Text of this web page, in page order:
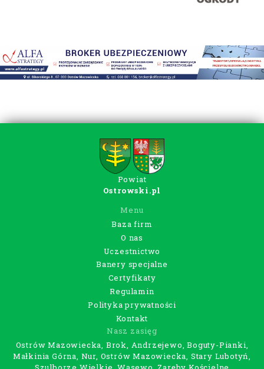
Powiat
Ostrowski.pl
Menu
Baza firm
O nas
Uczestnictwo
Banery specjalne
Certyfikaty
Regulamin
Polityka prywatności
Kontakt
Nasz zasięg
Ostrów Mazowiecka, Brok, Andrzejewo, Boguty-Pianki,
Małkinia Górna, Nur, Ostrów Mazowiecka, Stary Lubotyń,